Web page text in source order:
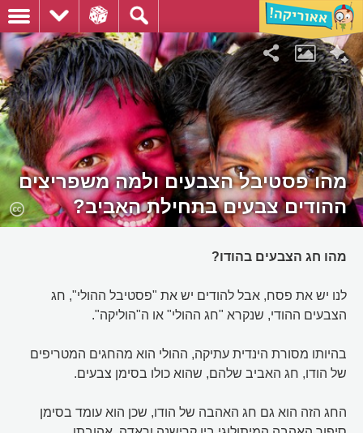
מהו פסטיבל הצבעים ולמה משפריצים
ההודים צבעים בתחילת האביב?
מהו חג הצבעים בהודו?
לנו יש את פסח, אבל להודים יש את "פסטיבל ההולי", חג
הצבעים ההודי, שנקרא "חג ההולי" או ה"הוליקה".
בהיותו מסורת הינדית עתיקה, ההולי הוא מהחגים המטריפים
של הודו, חג האביב שלהם, שהוא כולו בסימן צבעים.
החג הזה הוא גם חג האהבה של הודו, שכן הוא עומד בסימן